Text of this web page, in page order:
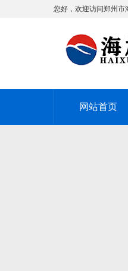
您好，欢迎访问郑州市
网站首页